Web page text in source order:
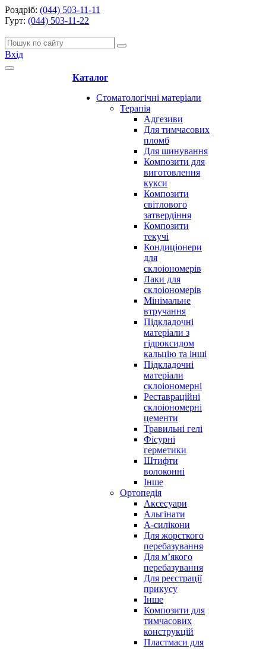
Роздріб: (044) 503-11-11
Гурт: (044) 503-11-22
Вхід
Каталог
Стоматологічні матеріали
Терапія
Адгезиви
Для тимчасових
пломб
Для шинування
Композити для
виготовлення
кукси
Композити
світлового
затвердіння
Композити
текучі
Кондиціонери
для
склоіономерів
Лаки для
склоіономерів
Мінімальне
втручання
Підкладочні
матеріали з
гідроксидом
кальцію та інші
Підкладочні
матеріали
склоіономерні
Реставраційні
склоіономерні
цементи
Травильні гелі
Фісурні
герметики
Штифти
волоконні
Інше
Ортопедія
Аксесуари
Альгінати
А-силікони
Для жорсткого
перебазування
Для м’якого
перебазування
Для реєстрації
прикусу
Інше
Композити для
тимчасових
конструкцій
Пластмаси для